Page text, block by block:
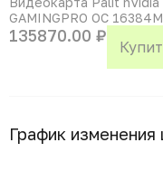
GAMINGPRO OC
135870.00 ₽
График изменения